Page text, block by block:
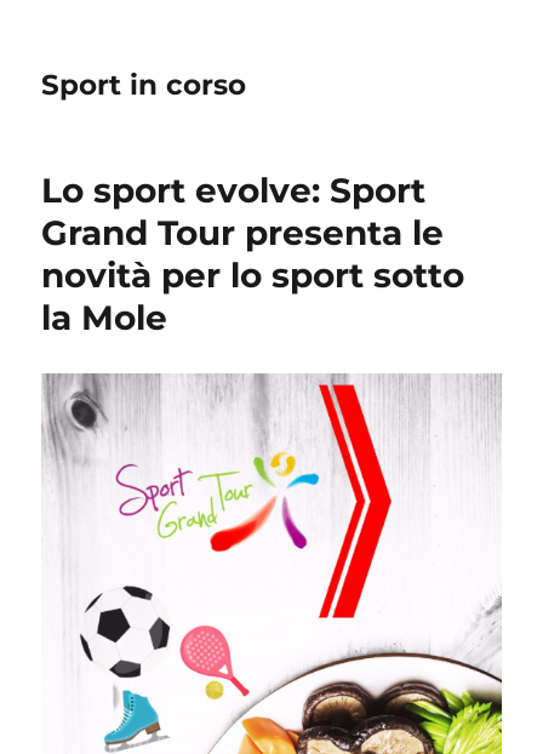
Sport in corso
Lo sport evolve: Sport
Grand Tour presenta le
novità per lo sport sotto
la Mole